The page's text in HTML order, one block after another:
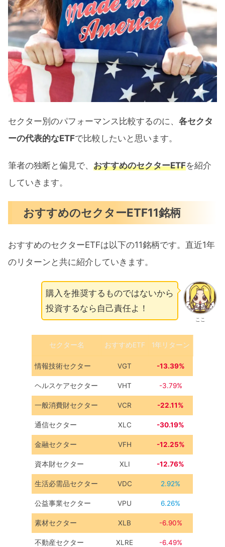
セクター別のパフォーマンス比較するのに、 各セクタ
ーの代表的なETFで比較したいと思います。
筆者の独断と偏見で、 おすすめのセクターETFを紹介
していきます。
おすすめのセクターETF11銘柄
おすすめのセクターETFは以下の11銘柄です。直近1年
のリターンと共に紹介していきます。
ここ
購入を推奨するものではないから
投資するなら自己責任よ！
セクター名 おすすめETF 1年リターン
情報技術セクター VGT -13.39%
ヘルスケアセクター VHT -3.79%
一般消費財セクター VCR -22.11%
通信セクター XLC -30.19%
金融セクター VFH -12.25%
資本財セクター XLI -12.76%
生活必需品セクター VDC 2.92%
公益事業セクター VPU 6.26%
素材セクター XLB -6.90%
不動産セクター XLRE -6.49%